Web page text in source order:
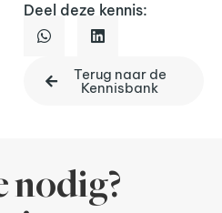
Deel deze kennis:
Terug naar de
Kennisbank
nodig?